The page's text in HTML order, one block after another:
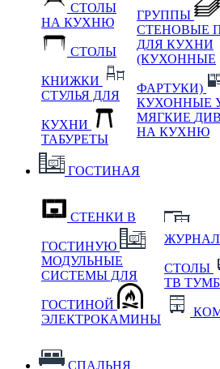
СТОЛЫ
НА КУХНЮ
СТОЛЫ
КНИЖКИ
СТУЛЬЯ ДЛЯ
КУХНИ
ТАБУРЕТЫ
ГРУППЫ
СТЕНОВЫЕ
ДЛЯ КУХНИ
(КУХОННЫЕ
ФАРТУКИ)
КУХОННЫЕ
МЯГКИЕ
НА КУХНЮ
ГОСТИНАЯ
СТЕНКИ В
ГОСТИНУЮ
МОДУЛЬНЫЕ
СИСТЕМЫ ДЛЯ
ГОСТИНОЙ
ЭЛЕКТРОКАМИНЫ
СТОЛЫ
ТВ
СПАЛЬНЯ